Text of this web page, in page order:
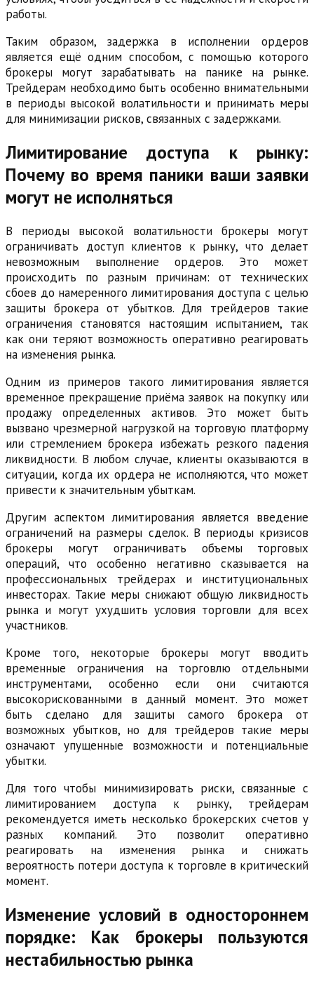
работы.
Таким образом, задержка в исполнении ордеров
является ещё одним способом, с помощью которого
брокеры могут зарабатывать на панике на рынке.
Трейдерам необходимо быть особенно внимательными
в периоды высокой волатильности и принимать меры
для минимизации рисков, связанных с задержками.
Лимитирование доступа к рынку:
Почему во время паники ваши заявки
могут не исполняться
В периоды высокой волатильности брокеры могут
ограничивать доступ клиентов к рынку, что делает
невозможным выполнение ордеров. Это может
происходить по разным причинам: от технических
сбоев до намеренного лимитирования доступа с целью
защиты брокера от убытков. Для трейдеров такие
ограничения становятся настоящим испытанием, так
как они теряют возможность оперативно реагировать
на изменения рынка.
Одним из примеров такого лимитирования является
временное прекращение приёма заявок на покупку или
продажу определенных активов. Это может быть
вызвано чрезмерной нагрузкой на торговую платформу
или стремлением брокера избежать резкого падения
ликвидности. В любом случае, клиенты оказываются в
ситуации, когда их ордера не исполняются, что может
привести к значительным убыткам.
Другим аспектом лимитирования является введение
ограничений на размеры сделок. В периоды кризисов
брокеры могут ограничивать объемы торговых
операций, что особенно негативно сказывается на
профессиональных трейдерах и институциональных
инвесторах. Такие меры снижают общую ликвидность
рынка и могут ухудшить условия торговли для всех
участников.
Кроме того, некоторые брокеры могут вводить
временные ограничения на торговлю отдельными
инструментами, особенно если они считаются
высокорискованными в данный момент. Это может
быть сделано для защиты самого брокера от
возможных убытков, но для трейдеров такие меры
означают упущенные возможности и потенциальные
убытки.
Для того чтобы минимизировать риски, связанные с
лимитированием доступа к рынку, трейдерам
рекомендуется иметь несколько брокерских счетов у
разных компаний. Это позволит оперативно
реагировать на изменения рынка и снижать
вероятность потери доступа к торговле в критический
момент.
Изменение условий в одностороннем
порядке: Как брокеры пользуются
нестабильностью рынка